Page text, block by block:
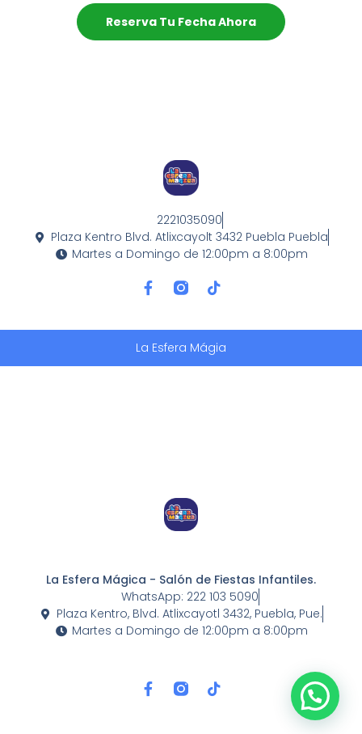
Reserva Tu Fecha Ahora
2221035090
Plaza Kentro Blvd. Atlixcayolt 3432 Puebla Puebla
Martes a Domingo de 12:00pm a 8:00pm
F
A
E
B
T
I
T
O
K
La Esfera Mágia
La Esfera Mágica - Salón de Fiestas Infantiles.
WhatsApp: 222 103 5090
Plaza Kentro, Blvd. Atlixcayotl 3432, Puebla, Pue.
Martes a Domingo de 12:00pm a 8:00pm
F
A
T
I
Reserva ahora!